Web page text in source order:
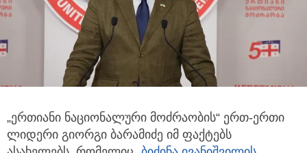
„ერთიანი ნაციონალური მოძრაობის“ ერთ-ერთი
ლიდერი გიორგი ბარამიძე იმ ფაქტებს